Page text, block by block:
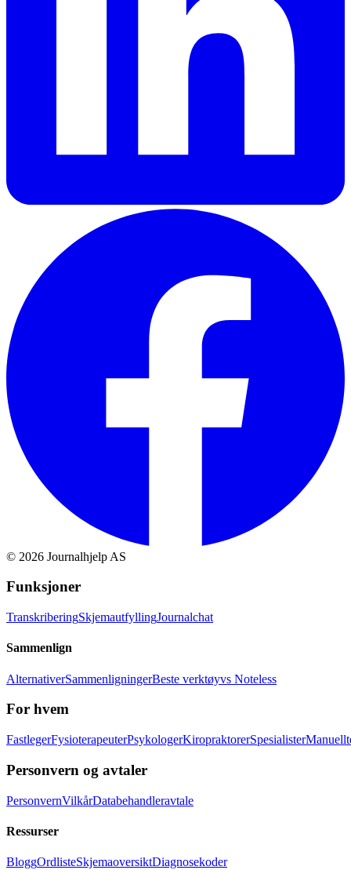
© 2026 Journalhjelp AS
Funksjoner
TranskriberingSkjemautfyllingJournalchat
Sammenlign
AlternativerSammenligningerBeste verktøyvs Noteless
For hvem
FastlegerFysioterapeuterPsykologerKiropraktorerSpesialister
Personvern og avtaler
PersonvernVilkårDatabehandleravtale
Ressurser
BloggOrdlisteSkjemaoversiktDiagnosekoder